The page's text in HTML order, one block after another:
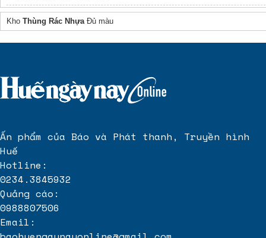
Khăn lau phòng sạch
Kho Thùng Rác NhựaĐủ màu
Ấn phẩm của Báo và Phát thanh, Truyền hình
Huế
Hotline:
0234.3845932
Quảng cáo:
0988807506
Email: